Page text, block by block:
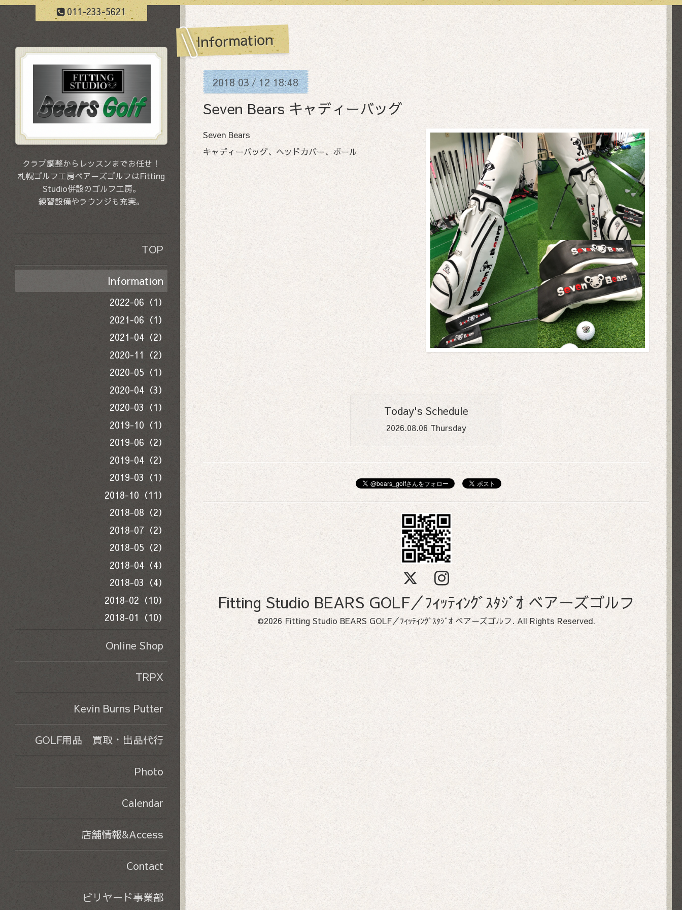
011-233-5621
Information
2018 03/12 18:48
Seven Bears キャディーバッグ
Seven Bears
キャディーバッグ、ヘッドカバー、ボール
Today's Schedule
2026.08.06 Thursday
Fitting Studio BEARS GOLF／ﾌｨｯﾃｨﾝｸﾞｽﾀｼﾞｵ ベアーズゴルフ
©2026 Fitting Studio BEARS GOLF／ﾌｨｯﾃｨﾝｸﾞｽﾀｼﾞｵ ベアーズゴルフ. All Rights Reserved.
クラブ調整からレッスンまでお任せ！
札幌ゴルフ工房ベアーズゴルフはFitting
Studio併設のゴルフ工房。
練習設備やラウンジも充実。
TOP
Information
2022-06（1）
2021-06（1）
2021-04（2）
2020-11（2）
2020-05（1）
2020-04（3）
2020-03（1）
2019-10（1）
2019-06（2）
2019-04（2）
2019-03（1）
2018-10（11）
2018-08（2）
2018-07（2）
2018-05（2）
2018-04（4）
2018-03（4）
2018-02（10）
2018-01（10）
Online Shop
TRPX
Kevin Burns Putter
GOLF用品 買取・出品代行
Photo
Calendar
店舗情報&Access
Contact
ビリヤード事業部